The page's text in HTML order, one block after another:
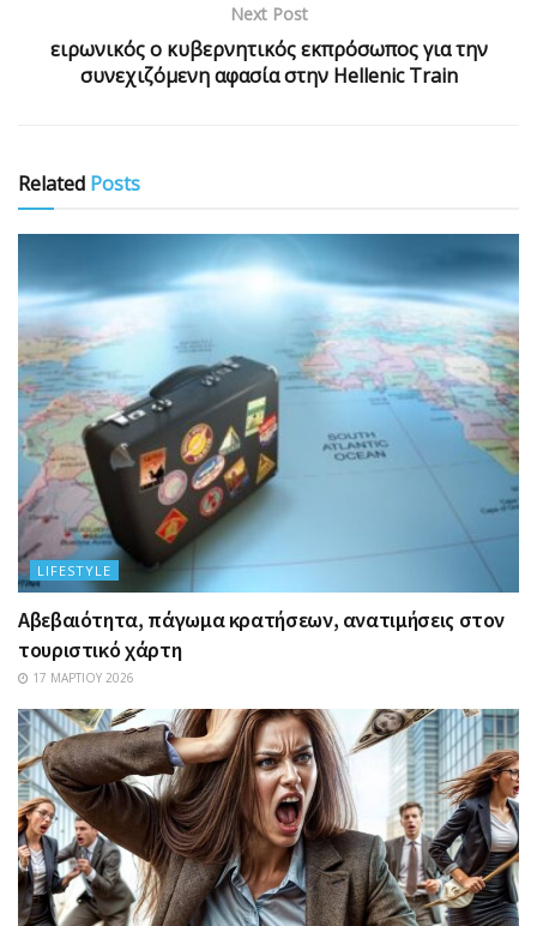
Next Post
ειρωνικός ο κυβερνητικός εκπρόσωπος για την
συνεχιζόμενη αφασία στην Hellenic Train
Related Posts
LIFESTYLE
Αβεβαιότητα, πάγωμα κρατήσεων, ανατιμήσεις στον
τουριστικό χάρτη
17 ΜΑΡΤΊΟΥ 2026